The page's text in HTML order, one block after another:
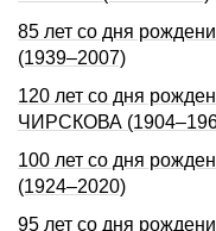
85 лет со дня
(1939–2007)
120 лет со дня
ЧИРСКОВА
100 лет со дня
(1924–2020)
95 лет со дня